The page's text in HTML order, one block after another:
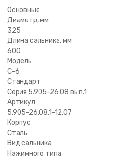
Основные
Диаметр, мм
325
Длина сальника, мм
600
Модель
С-6
Стандарт
Серия 5.905-26.08 вып.1
Артикул
5.905-26.08.1-12.07
Корпус
Сталь
Вид сальника
Нажимного типа